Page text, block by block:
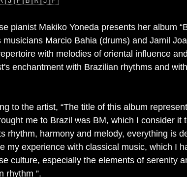
pianist Makiko Yoneda presents her album
musicians Marcio Bahia (drums) and Jamil
with melodies of oriental influence
enchantment with Brazilian rhythms and
to the artist, “The title of this album
me to Brazil was BM, which I consider it
rhythm, harmony and melody, everything is
my experience with classical music, which I
culture, especially the elements of serenity
rhythm ”.